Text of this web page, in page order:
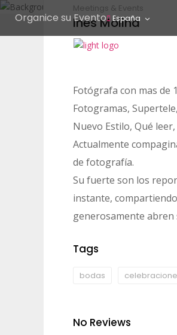
Organice su Evento España
Meetings & Events
Ines Molina
Fotógrafa con mas de
Fotogramas,
Nuevo Estilo, Qué
Actualmente
de fotografía.
Su fuerte son los
instante,
generosamente
Tags
bodas
No Reviews